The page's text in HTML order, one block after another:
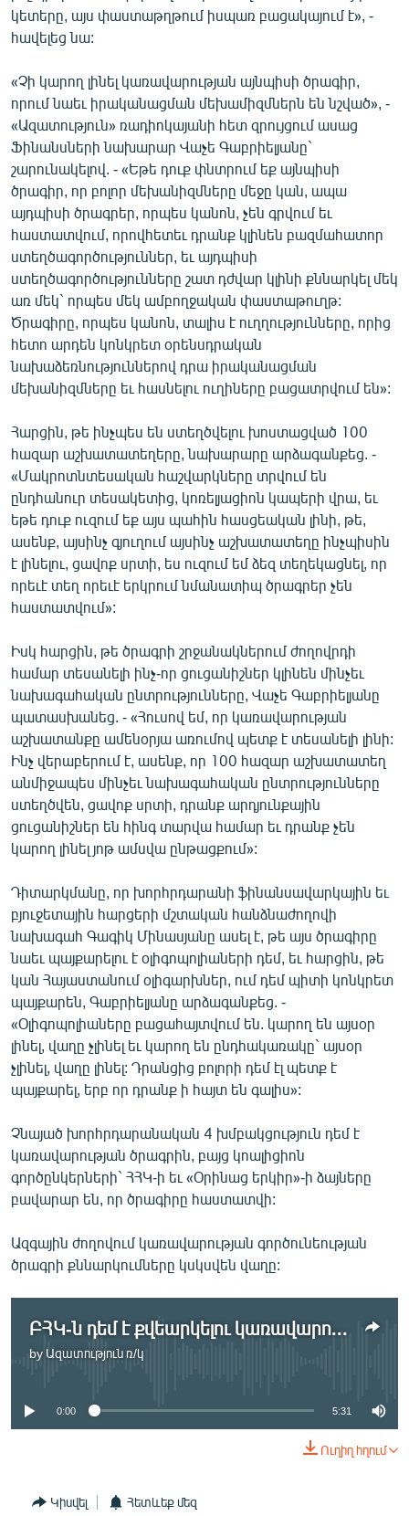
կետերը, այս փաստաթղթում իսպառ բացակայում է», -
հավելեց նա:
«Չի կարող լինել կառավարության այնպիսի ծրագիր,
որում նաեւ իրականացման մեխամիզմներն են նշված», -
«Ազատություն» ռադիոկայանի հետ զրույցում ասաց
Ֆինանսների նախարար Վաչե Գաբրիելյանը`
շարունակելով. - «Եթե դուք փնտրում եք այնպիսի
ծրագիր, որ բոլոր մեխանիզմները մեջը կան, ապա
այդպիսի ծրագրեր, որպես կանոն, չեն գրվում եւ
հաստատվում, որովհետեւ դրանք կլինեն բազմահատոր
ստեղծագործություններ, եւ այդպիսի
ստեղծագործությունները շատ դժվար կլինի քննարկել մեկ
առ մեկ` որպես մեկ ամբողջական փաստաթուղթ:
Ծրագիրը, որպես կանոն, տալիս է ուղղությունները, որից
հետո արդեն կոնկրետ օրենսդրական
նախաձեռնություններով դրա իրականացման
մեխանիզմները եւ հասնելու ուղիները բացատրվում են»:
Հարցին, թե ինչպես են ստեղծվելու խոստացված 100
հազար աշխատատեղերը, նախարարը արձագանքեց. -
«Մակրոտնտեսական հաշվարկները տրվում են
ընդհանուր տեսակետից, կոռելյացիոն կապերի վրա, եւ
եթե դուք ուզում եք այս պահին հասցեական լինի, թե,
ասենք, այսինչ գյուղում այսինչ աշխատատեղը ինչպիսին
է լինելու, ցավոք սրտի, ես ուզում եմ ձեզ տեղեկացնել, որ
որեւէ տեղ որեւէ երկրում նմանատիպ ծրագրեր չեն
հաստատվում»:
Իսկ հարցին, թե ծրագրի շրջանակներում ժողովրդի
համար տեսանելի ինչ-որ ցուցանիշներ կլինեն մինչեւ
նախագահական ընտրությունները, Վաչե Գաբրիելյանը
պատասխանեց. - «Հուսով եմ, որ կառավարության
աշխատանքը ամենօրյա առումով պետք է տեսանելի լինի:
Ինչ վերաբերում է, ասենք, որ 100 հազար աշխատատեղ
անմիջապես մինչեւ նախագահական ընտրությունները
ստեղծվեն, ցավոք սրտի, դրանք արդյունքային
ցուցանիշներ են հինգ տարվա համար եւ դրանք չեն
կարող լինել յոթ ամսվա ընթացքում»:
Դիտարկմանը, որ խորհրդարանի ֆինանսավարկային եւ
բյուջետային հարցերի մշտական հանձնաժողովի
նախագահ Գագիկ Մինասյանը ասել է, թե այս ծրագիրը
նաեւ պայքարելու է օլիգոպոլիաների դեմ, եւ հարցին, թե
կան Հայաստանում օլիգարխներ, ում դեմ պիտի կոնկրետ
պայքարեն, Գաբրիելյանը արձագանքեց. -
«Օլիգոպոլիաները բացահայտվում են. կարող են այսօր
լինել, վաղը չլինել եւ կարող են ընդհակառակը` այսօր
չլինել, վաղը լինել: Դրանցից բոլորի դեմ էլ պետք է
պայքարել, երբ որ դրանք ի հայտ են գալիս»:
Չնայած խորհրդարանական 4 խմբակցություն դեմ է
կառավարության ծրագրին, բայց կոալիցիոն
գործընկերների` ՀՀԿ-ի եւ «Օրինաց երկիր»-ի ձայները
բավարար են, որ ծրագիրը հաստատվի:
Ազգային ժողովում կառավարության գործունեության
ծրագրի քննարկումները կսկսվեն վաղը:
ԲՀԿ-ն դեմ է քվեարկելու կառավարության ծրագրին
by Ազատություն ռ/կ
No media source currently available
0:00 5:31
Ուղիղ հղում
Կիսվել Հետևեք մեզ